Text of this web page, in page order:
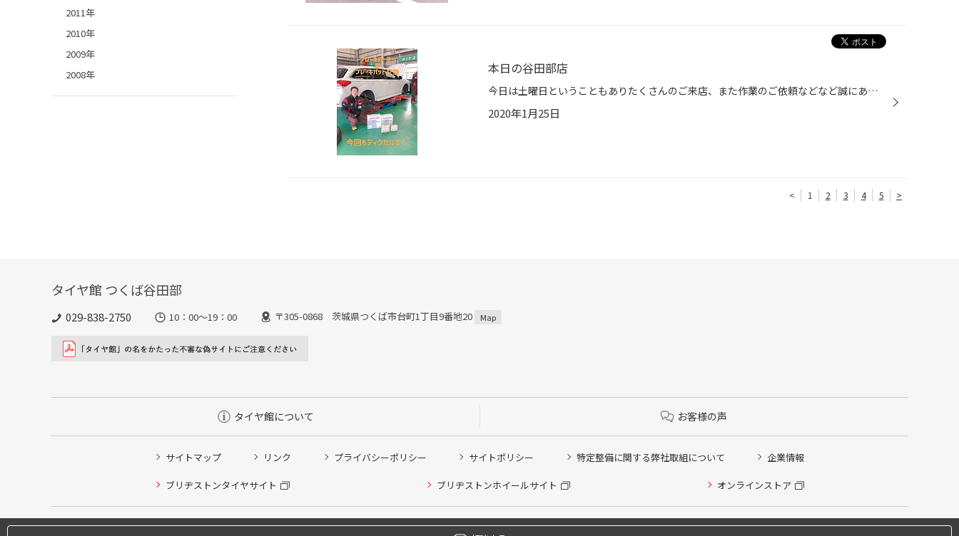
本日の谷田部店
今日は土曜日ということもありたくさんのご来店、また作業のご依頼などなど誠にありがとうございました！ 今日のスタートはこちらからでした！ 昨日に引き続きレガシィのブレーキ関係の取付でした！詳しくは後日サービス事例にご紹介します！ ヴェゼルはスタッドレスとホイールのセット品でした。 ...
2020年1月25日
< 1 2 3 4 5 >
2011年
2010年
2009年
2008年
タイヤ館 つくば谷田部
029-838-2750 10：00～19：00 〒305-0868 茨城県つくば市台町1丁目9番地20 Map
タイヤ館について お客様の声
サイトマップ リンク プライバシーポリシー サイトポリシー 特定整備に関する弊社取組について 企業情報
ブリヂストンタイヤサイト ブリヂストンホイールサイト オンラインストア
Copyright © 2024 Bridgestone Retail Co.,Ltd. All rights Reserved.